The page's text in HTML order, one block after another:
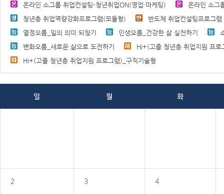
온라인 소그룹 취업컨설팅-청년취업ON(영업·마케팅)
온라인 소그
청년층 취업역량강화프로그램(모듈형)
반도체 취업컨설팅프로그램
열정오름_일의 의미 되찾기
인생오름_건강한 삶 실천하기
변화오름_새로운 삶으로 도전하기
Hi+(고졸 청년층 취업지원 프로
Hi+(고졸 청년층 취업지원 프로그램)_구직기술형
일 월 화
2 3 4